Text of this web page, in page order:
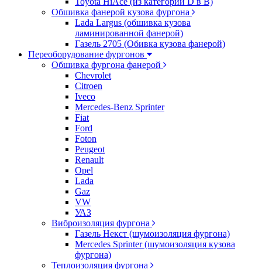
Обшивка фанерой кузова фургона
Lada Largus (обшивка кузова
ламинированной фанерой)
Газель 2705 (Обивка кузова фанерой)
Переоборудование фургонов
Обшивка фургона фанерой
Chevrolet
Citroen
Iveco
Mercedes-Benz Sprinter
Fiat
Ford
Foton
Peugeot
Renault
Opel
Lada
Gaz
VW
УАЗ
Виброизоляция фургона
Газель Некст (шумоизоляция фургона)
Mercedes Sprinter (шумоизоляция кузова
фургона)
Теплоизоляция фургона